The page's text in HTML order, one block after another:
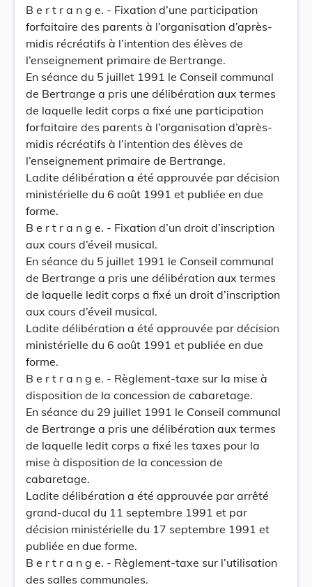
B e r t r a n g e. - Fixation d’une participation
forfaitaire des parents à l’organisation d’après-
midis récréatifs à l’intention des élèves de
l’enseignement primaire de Bertrange.
En séance du 5 juillet 1991 le Conseil communal
de Bertrange a pris une délibération aux termes
de laquelle ledit corps a fixé une participation
forfaitaire des parents à l’organisation d’après-
midis récréatifs à l’intention des élèves de
l’enseignement primaire de Bertrange.
Ladite délibération a été approuvée par décision
ministérielle du 6 août 1991 et publiée en due
forme.
B e r t r a n g e. - Fixation d’un droit d’inscription
aux cours d’éveil musical.
En séance du 5 juillet 1991 le Conseil communal
de Bertrange a pris une délibération aux termes
de laquelle ledit corps a fixé un droit d’inscription
aux cours d’éveil musical.
Ladite délibération a été approuvée par décision
ministérielle du 6 août 1991 et publiée en due
forme.
B e r t r a n g e. - Règlement-taxe sur la mise à
disposition de la concession de cabaretage.
En séance du 29 juillet 1991 le Conseil communal
de Bertrange a pris une délibération aux termes
de laquelle ledit corps a fixé les taxes pour la
mise à disposition de la concession de
cabaretage.
Ladite délibération a été approuvée par arrêté
grand-ducal du 11 septembre 1991 et par
décision ministérielle du 17 septembre 1991 et
publiée en due forme.
B e r t r a n g e. - Règlement-taxe sur l’utilisation
des salles communales.